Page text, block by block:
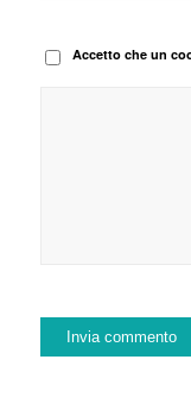
Accetto che un